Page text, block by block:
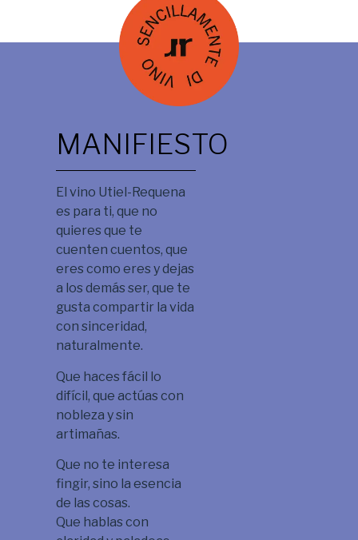
MANIFIESTO
El vino Utiel-Requena
es para ti, que no
quieres que te
cuenten cuentos, que
eres como eres y dejas
a los demás ser, que te
gusta compartir la vida
con sinceridad,
naturalmente.
Que haces fácil lo
difícil, que actúas con
nobleza y sin
artimañas.
Que no te interesa
fingir, sino la esencia
de las cosas.
Que hablas con